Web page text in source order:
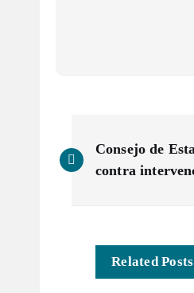
a
Consejo de
contra
Related Posts